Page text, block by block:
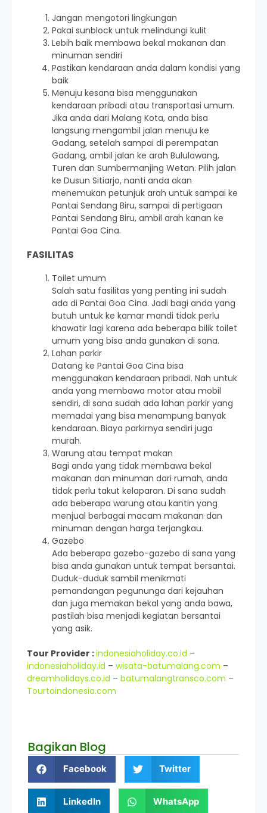
Jangan mengotori lingkungan
Pakai sunblock untuk melindungi kulit
Lebih baik membawa bekal makanan dan
minuman sendiri
Pastikan kendaraan anda dalam kondisi yang
baik
Menuju kesana bisa menggunakan
kendaraan pribadi atau transportasi umum.
Jika anda dari Malang Kota, anda bisa
langsung mengambil jalan menuju ke
Gadang, setelah sampai di perempatan
Gadang, ambil jalan ke arah Bululawang,
Turen dan Sumbermanjing Wetan. Pilih jalan
ke Dusun Sitiarjo, nanti anda akan
menemukan petunjuk arah untuk sampai ke
Pantai Sendang Biru, sampai di pertigaan
Pantai Sendang Biru, ambil arah kanan ke
Pantai Goa Cina.
FASILITAS
Toilet umum
Salah satu fasilitas yang penting ini sudah
ada di Pantai Goa Cina. Jadi bagi anda yang
butuh untuk ke kamar mandi tidak perlu
khawatir lagi karena ada beberapa bilik toilet
umum yang bisa anda gunakan di sana.
Lahan parkir
Datang ke Pantai Goa Cina bisa
menggunakan kendaraan pribadi. Nah untuk
anda yang membawa motor atau mobil
sendiri, di sana sudah ada lahan parkir yang
memadai yang bisa menampung banyak
kendaraan. Biaya parkirnya sendiri juga
murah.
Warung atau tempat makan
Bagi anda yang tidak membawa bekal
makanan dan minuman dari rumah, anda
tidak perlu takut kelaparan. Di sana sudah
ada beberapa warung atau kantin yang
menjual berbagai macam makanan dan
minuman dengan harga terjangkau.
Gazebo
Ada beberapa gazebo-gazebo di sana yang
bisa anda gunakan untuk tempat bersantai.
Duduk-duduk sambil menikmati
pemandangan pegununga dari kejauhan
dan juga memakan bekal yang anda bawa,
pastilah bisa menjadi kegiatan bersantai
yang asik.
Tour Provider :indonesiaholiday.co.id –
indonesiaholiday.id – wisata-batumalang.com –
dreamholidays.co.id – batumalangtransco.com –
Tourtoindonesia.com
Bagikan Blog
Facebook Twitter
LinkedIn WhatsApp